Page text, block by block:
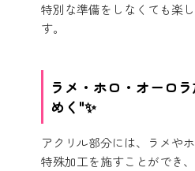
特別な準備をしなくても楽
す。
ラメ・ホロ・オーロ
めく"✨
アクリル部分には、ラメや
特殊加工を施すことができ